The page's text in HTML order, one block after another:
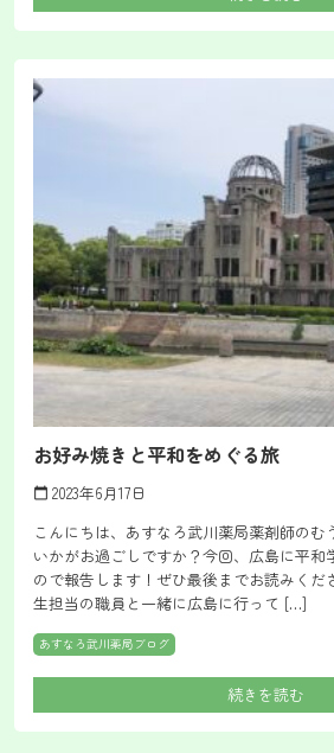
お好み焼きと平和をめぐる旅
calendar_today 2023年6月17日
こんにちは、あすなろ武川薬局薬剤師のむ
いかがお過ごしですか？今回、広島に平和
ので報告します！ぜひ最後までお読みくだ
生担当の職員と一緒に広島に行って […]
あすなろ武川薬局ブログ
続きを読む